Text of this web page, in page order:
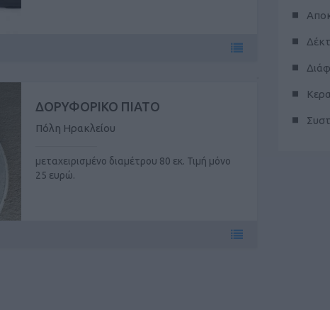
ΔΟΡΥΦΟΡΙΚΟ ΠΙΑΤΟ
Πόλη Ηρακλείου
μεταχειρισμένο διαμέτρου 80 εκ. Τιμή μόνο
25 ευρώ.